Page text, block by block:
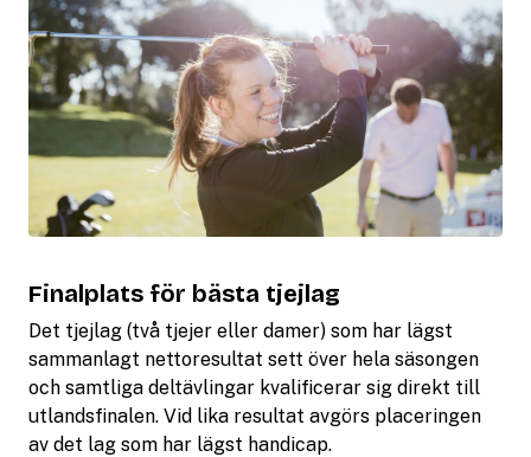
Finalplats för bästa tjejlag
Det tjejlag (två tjejer eller damer) som har lägst
sammanlagt nettoresultat sett över hela säsongen
och samtliga deltävlingar kvalificerar sig direkt till
utlandsfinalen. Vid lika resultat avgörs placeringen
av det lag som har lägst handicap.